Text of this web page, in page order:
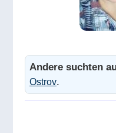
Andere suchten
Ostrov.